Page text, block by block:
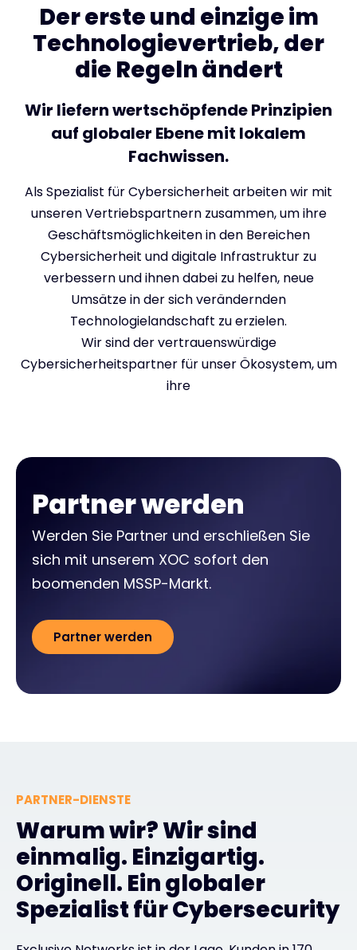
Der erste und einzige im
Technologievertrieb, der
die Regeln ändert
Wir liefern wertschöpfende Prinzipien
auf globaler Ebene mit lokalem
Fachwissen.
Als Spezialist für Cybersicherheit arbeiten wir mit
unseren Vertriebspartnern zusammen, um ihre
Geschäftsmöglichkeiten in den Bereichen
Cybersicherheit und digitale Infrastruktur zu
verbessern und ihnen dabei zu helfen, neue
Umsätze in der sich verändernden
Technologielandschaft zu erzielen.
Wir sind der vertrauenswürdige
Cybersicherheitspartner für unser Ökosystem, um
ihre
Partner werden
Werden Sie Partner und erschließen Sie
sich mit unserem XOC sofort den
boomenden MSSP-Markt.
Partner werden
PARTNER-DIENSTE
Warum wir? Wir sind
einmalig. Einzigartig.
Originell. Ein globaler
Spezialist für Cybersecurity